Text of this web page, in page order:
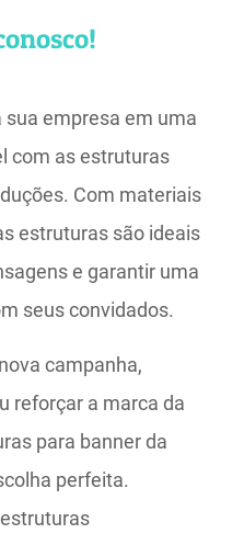
empresa em uma
com as estruturas
Com materiais
estruturas são ideais
e garantir uma
seus convidados.
campanha,
reforçar a marca da
para banner da
perfeita.